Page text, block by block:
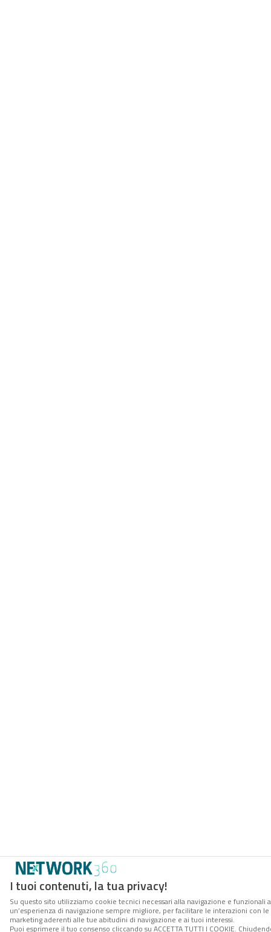
I tuoi contenuti, la tua privacy!
Su questo sito utilizziamo cookie tecnici necessari alla navigazione e
un’esperienza di navigazione sempre migliore, per facilitare le interazioni con
marketing aderenti alle tue abitudini di navigazione e ai tuoi interessi.
Puoi esprimere il tuo consenso cliccando su ACCETTA TUTTI I COOKIE.